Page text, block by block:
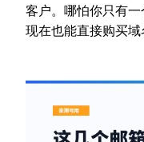
客户。哪怕你只有一
现在也能直接购买域